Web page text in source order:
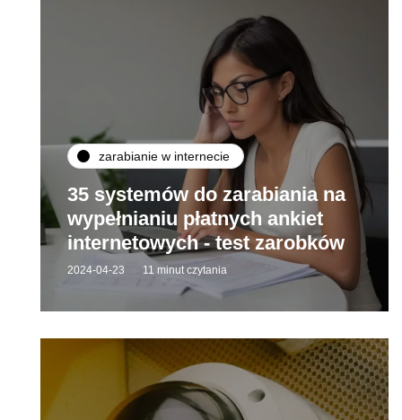
zarabianie w internecie
35 systemów do zarabiania na
wypełnianiu płatnych ankiet
internetowych - test zarobków
2024-04-23 11 minut czytania